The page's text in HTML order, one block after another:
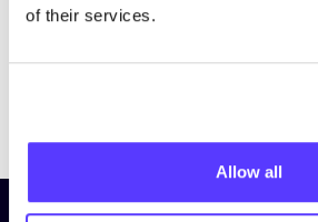
of their services.
Allow all